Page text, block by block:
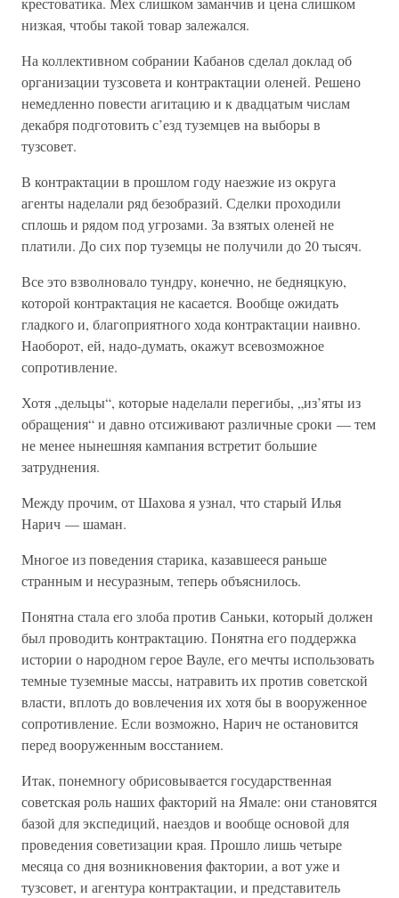
низкая, чтобы такой товар залежался.
На коллективном собрании Кабанов сделал доклад об
организации тузсовета и контрактации оленей. Решено
немедленно повести агитацию и к двадцатым числам
декабря подготовить с’езд туземцев на выборы в
тузсовет.
В контрактации в прошлом году наезжие из округа
агенты наделали ряд безобразий. Сделки проходили
сплошь и рядом под угрозами. За взятых оленей не
платили. До сих пор туземцы не получили до 20 тысяч.
Все это взволновало тундру, конечно, не бедняцкую,
которой контрактация не касается. Вообще ожидать
гладкого и, благоприятного хода контрактации наивно.
Наоборот, ей, надо-думать, окажут всевозможное
сопротивление.
Хотя „дельцы“, которые наделали перегибы, „из’яты из
обращения“ и давно отсиживают различные сроки — тем
не менее нынешняя кампания встретит большие
затруднения.
Между прочим, от Шахова я узнал, что старый Илья
Нарич — шаман.
Многое из поведения старика, казавшееся раньше
странным и несуразным, теперь объяснилось.
Понятна стала его злоба против Саньки, который должен
был проводить контрактацию. Понятна его поддержка
истории о народном герое Вауле, его мечты использовать
темные туземные массы, натравить их против советской
власти, вплоть до вовлечения их хотя бы в вооруженное
сопротивление. Если возможно, Нарич не остановится
перед вооруженным восстанием.
Итак, понемногу обрисовывается государственная
советская роль наших факторий на Ямале: они становятся
базой для экспедиций, наездов и вообще основой для
проведения советизации края. Прошло лишь четыре
месяца со дня возникновения фактории, а вот уже и
тузсовет, и агентура контрактации, и представитель